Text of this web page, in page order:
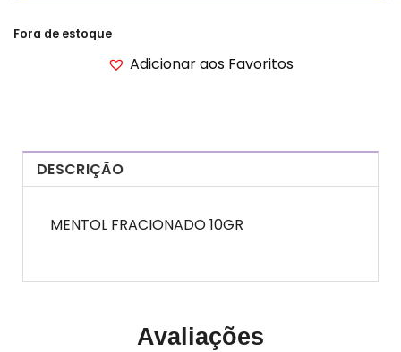
Fora de estoque
Adicionar aos Favoritos
DESCRIÇÃO
MENTOL FRACIONADO 10GR
Avaliações